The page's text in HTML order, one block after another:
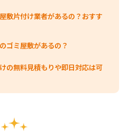
敷片付け業者があるの？おすす
ゴミ屋敷があるの？
の無料見積もりや即日対応は可